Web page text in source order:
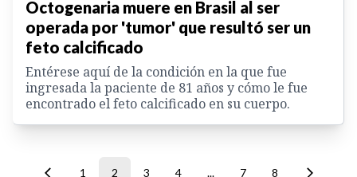
Octogenaria muere en Brasil al ser
operada por 'tumor' que resultó ser un
feto calcificado
Entérese aquí de la condición en la que fue
ingresada la paciente de 81 años y cómo le fue
encontrado el feto calcificado en su cuerpo.
1 2 3 4 ... 7 8